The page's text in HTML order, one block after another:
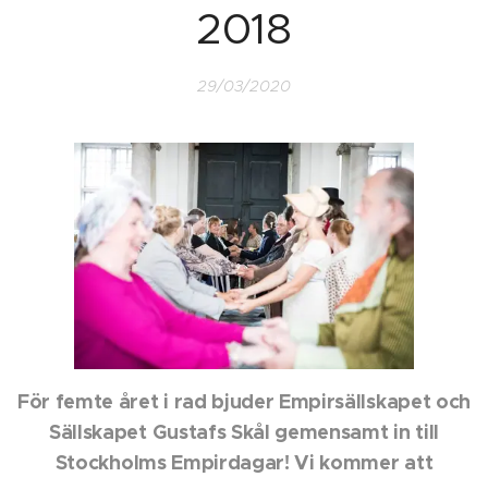
2018
29/03/2020
För femte året i rad bjuder Empirsällskapet och
Sällskapet Gustafs Skål gemensamt in till
Stockholms Empirdagar! Vi kommer att